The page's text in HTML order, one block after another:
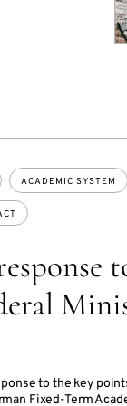
to the key
Fixed-Term
ACADEMIC SYSTEM